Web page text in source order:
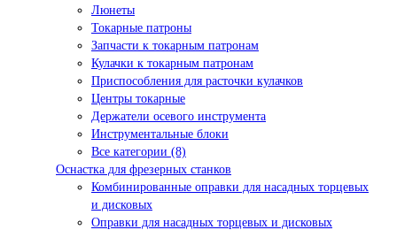
Люнеты
Токарные патроны
Запчасти к токарным патронам
Кулачки к токарным патронам
Приспособления для расточки кулачков
Центры токарные
Держатели осевого инструмента
Инструментальные блоки
Все категории (8)
Оснастка для фрезерных станков
Комбинированные оправки для насадных торцевых
и дисковых
Оправки для насадных торцевых и дисковых